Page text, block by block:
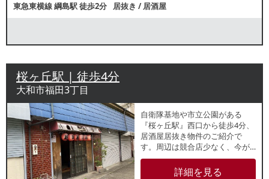
東急東横線綱島駅徒歩2分 居抜き /居酒屋
桜ヶ丘駅 | 徒歩4分
大和市福田3丁目
自衛隊基地や市立公園がある
『桜ヶ丘駅』西口から徒歩4分、
居酒屋居抜き物件のご紹介で
す。周辺は競合店少なく、今が
出店チャンスです。諸条件等、
お気軽にお問合せください。
詳細を見る